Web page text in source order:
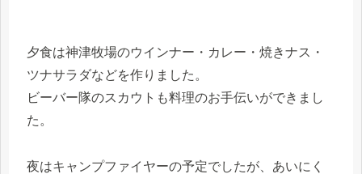
夕食は神津牧場のウインナー・カレー・焼きナス・
ツナサラダなどを作りました。
ビーバー隊のスカウトも料理のお手伝いができまし
た。
夜はキャンプファイヤーの予定でしたが、あいにく